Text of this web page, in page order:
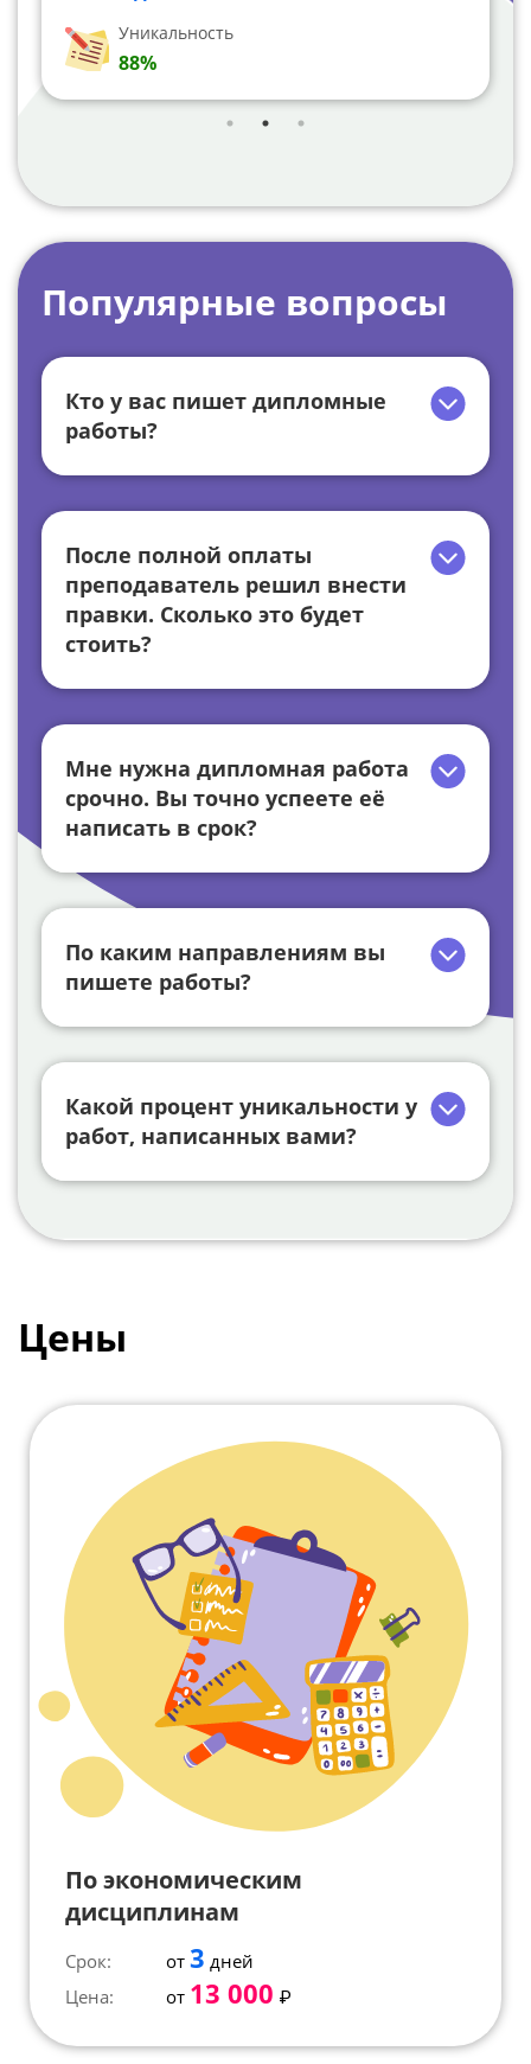
Популярные вопросы
Кто у вас пишет дипломные
работы?
После полной оплаты
преподаватель решил внести
правки. Сколько это будет
стоить?
Мне нужна дипломная работа
срочно. Вы точно успеете её
написать в срок?
По каким направлениям вы
пишете работы?
Какой процент уникальности у
работ, написанных вами?
Цены
По экономическим
дисциплинам
Срок: от 3 дней
Цена:
от 13 000 ₽